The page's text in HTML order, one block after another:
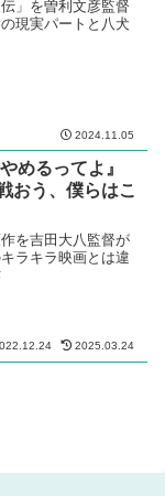
」を曽利文彦監督
現実パートと八犬
2024.11.05
めるってよ』
おう、僕らはこ
を吉田大八監督が
ラキラ映画とは違
2025.03.24